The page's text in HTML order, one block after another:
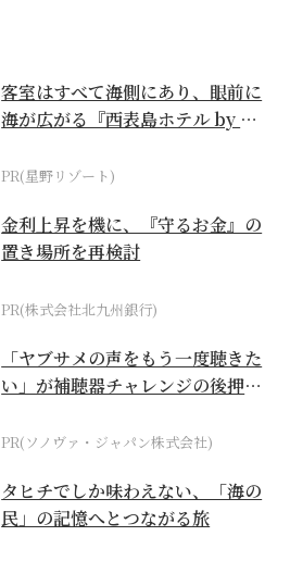
客室はすべて海側にあり、眼前に
海が広がる『西表島ホテル by 星
PR(星野リゾート)
金利上昇を機に、『守るお金』の
置き場所を再検討
PR(株式会社北九州銀行)
「ヤブサメの声をもう一度聴きた
い」が補聴器チャレンジの後押し
PR(ソノヴァ・ジャパン株式会社)
タヒチでしか味わえない、「海の
民」の記憶へとつながる旅